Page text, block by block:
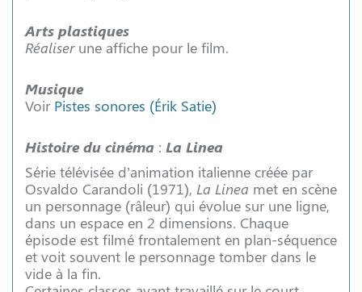
Arts plastiques
Réaliserune affiche pour le film.
Musique
Voir Pistes sonores (Érik Satie)
Histoire du cinéma : La Linea
Série télévisée d’animation italienne créée par
Osvaldo Carandoli (1971), La Linea met en scène
un personnage (râleur) qui évolue sur une ligne,
dans un espace en 2 dimensions. Chaque
épisode est filmé frontalement en plan-séquence
et voit souvent le personnage tomber dans le
vide à la fin.